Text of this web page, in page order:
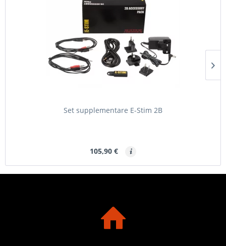
Set supplementare E-Stim 2B
105,90 €